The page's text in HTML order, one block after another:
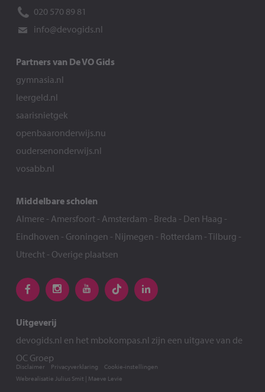
020 570 89 81
info@devogids.nl
Partners van De VO Gids
gymnasia.nl
leergeld.nl
saarisnietgek
openbaaronderwijs.nu
oudersenonderwijs.nl
vosabb.nl
Middelbare scholen
Almere - Amersfoort- Amsterdam - Breda - Den Haag -
Eindhoven - Groningen - Nijmegen - Rotterdam -Tilburg -
Utrecht- Overige plaatsen
Uitgeverij
devogids.nl en het mbokompas.nl zijn een uitgave van de
OC Groep
Webrealisatie Julius Smit | Maeve Levie
Disclaimer Privacyverklaring Cookie-instellingen